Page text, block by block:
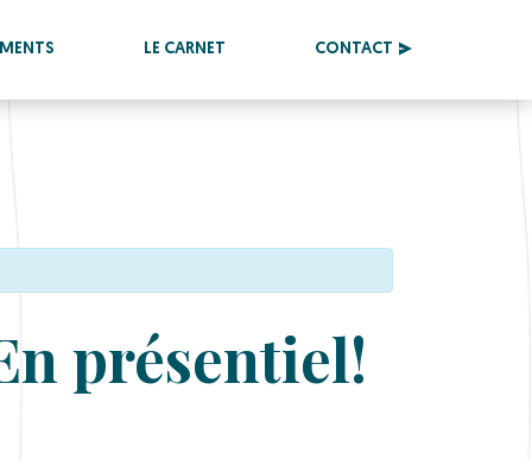
LE CARNET CONTACT
présentiel!